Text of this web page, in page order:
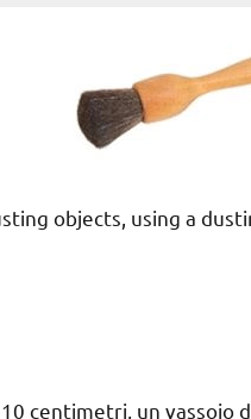
objects, using a
centimetri, un